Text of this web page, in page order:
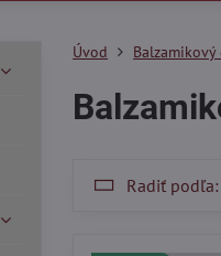
Úvod
Radiť podľa: